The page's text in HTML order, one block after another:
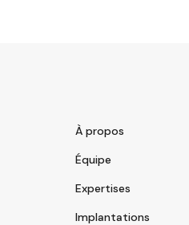
À propos
Équipe
Expertises
Implantations